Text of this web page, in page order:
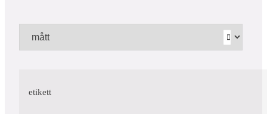
etikett